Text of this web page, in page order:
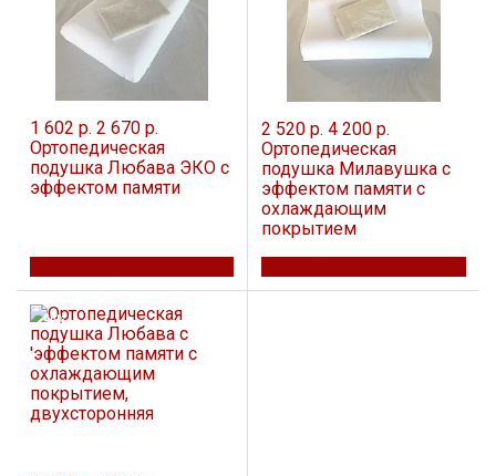
1 602 р. 2 670 р.
Ортопедическая
подушка Любава ЭКО с
эффектом памяти
2 520 р. 4 200 р.
Ортопедическая
подушка Милавушка c
эффектом памяти с
охлаждающим
покрытием
-40%